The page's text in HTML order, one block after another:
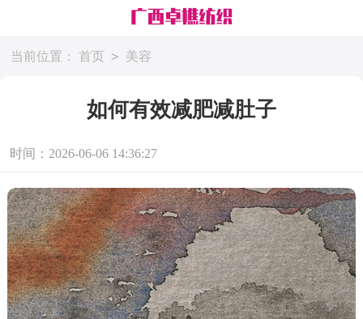
当前位置： 首页 > 美容
如何有效减肥减肚子
时间：2026-06-06 14:36:27